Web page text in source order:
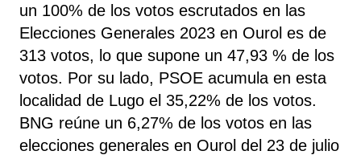
un 100% de los votos escrutados en las
Elecciones Generales 2023 en Ourol es de
313 votos, lo que supone un 47,93 % de los
votos. Por su lado, PSOE acumula en esta
localidad de Lugo el 35,22% de los votos.
BNG reúne un 6,27% de los votos en las
elecciones generales en Ourol del 23 de julio